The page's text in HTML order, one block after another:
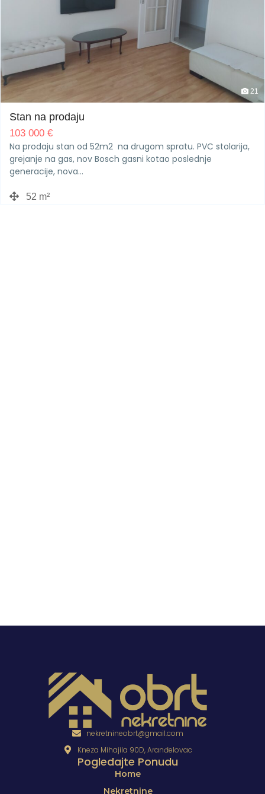
21
Stan na prodaju
103 000 €
Na prodaju stan od 52m2 na drugom spratu. PVC stolarija,
grejanje na gas, nov Bosch gasni kotao poslednje
generacije, nova…
52 m²
nekretnineobrt@gmail.com
Kneza Mihajila 90D, Aranđelovac
Pogledajte Ponudu
Home
Nekretnine